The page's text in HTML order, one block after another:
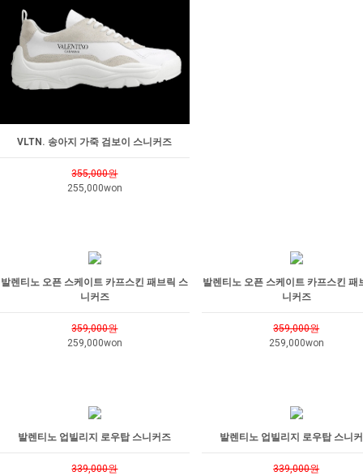
VLTN. 송아지 가죽 검보이 스니커즈
355,000원
255,000won
발렌티노 오픈 스케이트 카프스킨 패브릭 스
니커즈
359,000원
259,000won
발렌티노 오픈 스케이트 카프스킨 패
니커즈
359,000원
259,000won
발렌티노 업빌리지 로우탑 스니커즈
339,000원
발렌티노 업빌리지 로우탑 스니
339,000원